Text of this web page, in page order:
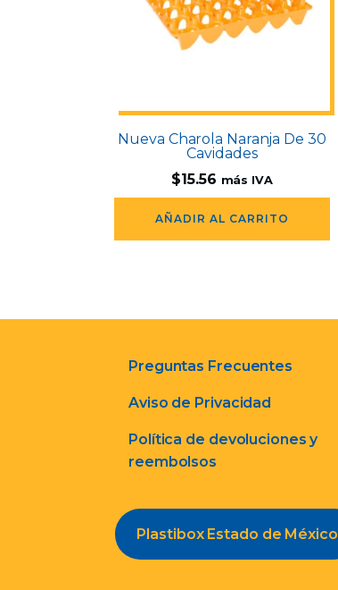
Nueva Charola Naranja De 30
Cavidades
$15.56 más IVA
AÑADIR AL CARRITO
Preguntas Frecuentes
Aviso de Privacidad
Política de devoluciones y
reembolsos
Plastibox Estado de México